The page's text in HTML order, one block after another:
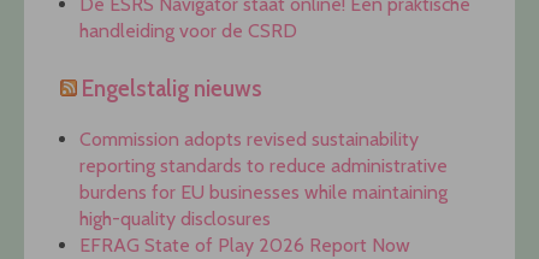
handleiding voor de CSRD
Engelstalig nieuws
Commission adopts revised sustainability
reporting standards to reduce administrative
burdens for EU businesses while maintaining
high-quality disclosures
EFRAG State of Play 2026 Report Now